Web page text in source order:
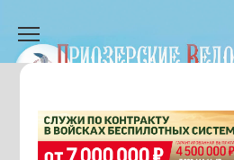
содержанию